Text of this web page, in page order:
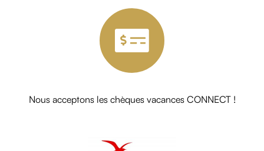
Nous acceptons les chèques vacances CONNECT !